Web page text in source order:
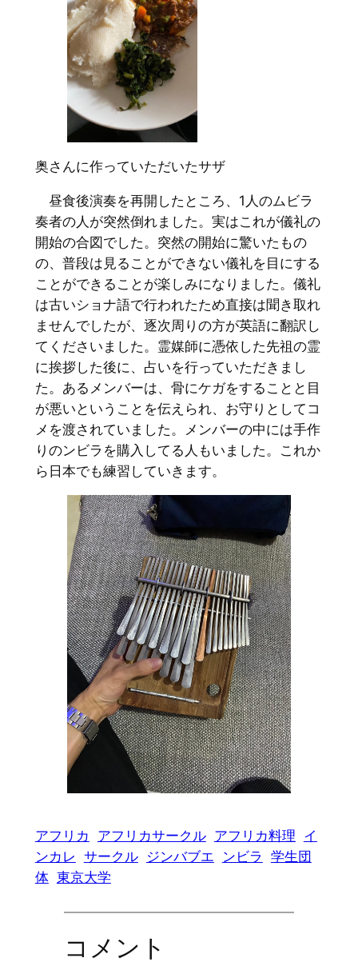
奥さんに作っていただいたサザ
昼食後演奏を再開したところ、1人のムビラ
奏者の人が突然倒れました。実はこれが儀礼の
開始の合図でした。突然の開始に驚いたもの
の、普段は見ることができない儀礼を目にする
ことができることが楽しみになりました。儀礼
は古いショナ語で行われたため直接は聞き取れ
ませんでしたが、逐次周りの方が英語に翻訳し
てくださいました。霊媒師に憑依した先祖の霊
に挨拶した後に、占いを行っていただきまし
た。あるメンバーは、骨にケガをすることと目
が悪いということを伝えられ、お守りとしてコ
メを渡されていました。メンバーの中には手作
りのンビラを購入してる人もいました。これか
ら日本でも練習していきます。
アフリカ アフリカサークル アフリカ料理 イ
ンカレ サークル ジンバブエ ンビラ
学生団
体 東京大学
コメント